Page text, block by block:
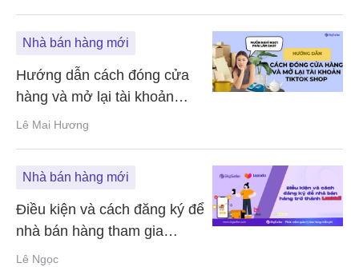
Nhà bán hàng mới
Hướng dẫn cách đóng cửa
hàng và mở lại tài khoản
TikTok Shop
Lê Mai Hương
Nhà bán hàng mới
Điều kiện và cách đăng ký để
nhà bán hàng tham gia
LazMall
Lê Ngọc